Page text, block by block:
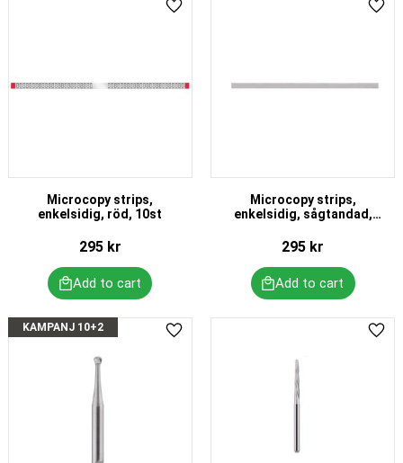
Microcopy strips,
enkelsidig, röd, 10st
295kr
Add to favorites
Microcopy strips,
enkelsidig, sågtandad,
295 kr
Add
KAMPANJ 10+2
Add to favorites Add